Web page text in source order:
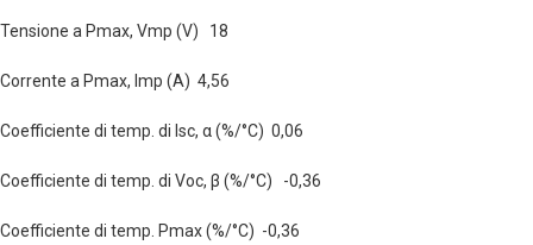
Tensione a Pmax, Vmp (V) 18
Corrente a Pmax, Imp (A) 4,56
Coefficiente di temp. di lsc, α (%/°C) 0,06
Coefficiente di temp. di Voc, β (%/°C) -0,36
Coefficiente di temp. Pmax (%/°C) -0,36